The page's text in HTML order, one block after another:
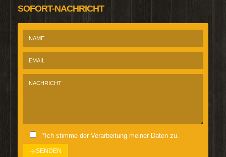
SOFORT-NACHRICHT
*Ich stimme der Verarbeitung meiner Daten zu.